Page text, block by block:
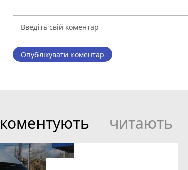
Опублікувати коментар
коментують читають